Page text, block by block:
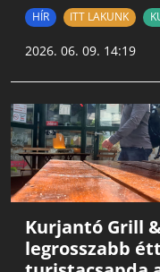
HÍR ITT LAKUNK
2026. 06. 09. 14:19
Kurjantó Grill
legrosszabb